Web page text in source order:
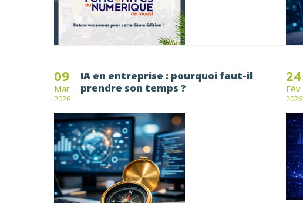
09
Mar
2026
IA en entreprise : pourquoi faut-il
prendre son temps ?
24
Fév
2026